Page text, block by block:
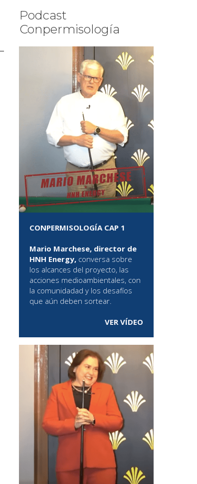
Podcast
Conpermisología
CONPERMISOLOGÍA CAP 1
Mario Marchese, director de
HNH Energy, conversa sobre
los alcances del proyecto, las
acciones medioambientales, con
la comunidadad y los desafíos
que aún deben sortear.
VER VÍDEO